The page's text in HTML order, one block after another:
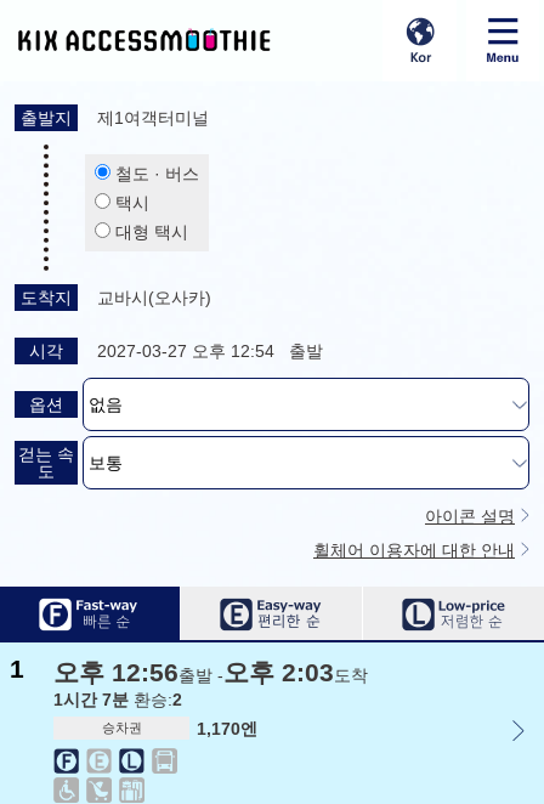
출발지 제1여객터미널
철도 · 버스
택시
대형 택시
도착지 교바시(오사카)
시각 2027-03-27 오후 12:54 출발
옵션
걷는 속
도
아이콘 설명
휠체어 이용자에 대한 안내
1 오후 12:56출발 -오후 2:03도착
1시간 7분 환승:2
승차권 1,170엔